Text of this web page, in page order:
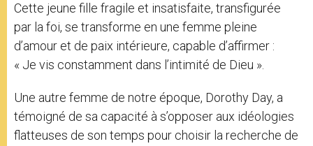
Cette jeune fille fragile et insatisfaite, transfigurée
par la foi, se transforme en une femme pleine
d’amour et de paix intérieure, capable d’affirmer :
« Je vis constamment dans l’intimité de Dieu ».
Une autre femme de notre époque, Dorothy Day, a
témoigné de sa capacité à s’opposer aux idéologies
flatteuses de son temps pour choisir la recherche de